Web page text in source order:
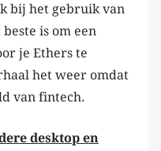
bij het gebruik van
is om een
je Ethers te
het weer omdat
van fintech.
desktop en